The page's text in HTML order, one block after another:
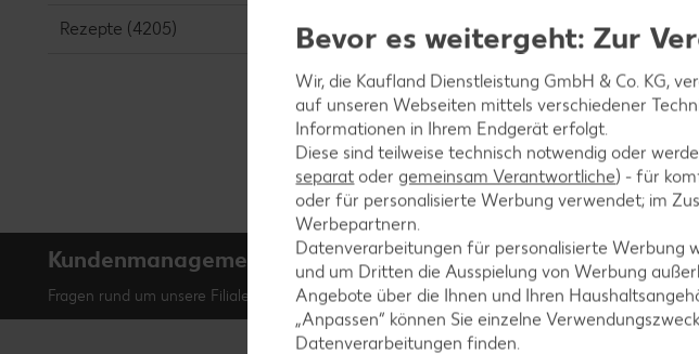
Rezepte (4205)
Kundenmanagement 0800 / 15 28 352
Fragen rund um unsere Filialen? Unter der kostenfreien Rufnummer stehen wir von Montag
Bevor es weitergeht: Zur
Wir, die Kaufland Dienstleistung GmbH & Co. KG,
auf unseren Webseiten mittels verschiedener
Informationen in Ihrem Endgerät erfolgt.
Diese sind teilweise technisch notwendig oder
separat oder gemeinsam Verantwortliche) - für
oder für personalisierte Werbung verwendet; im
Werbepartnern.
Datenverarbeitungen für personalisierte Werbung
und um Dritten die Ausspielung von Werbung
Angebote über die Ihnen und Ihren
„Anpassen“ können Sie einzelne
Datenverarbeitungen finden.